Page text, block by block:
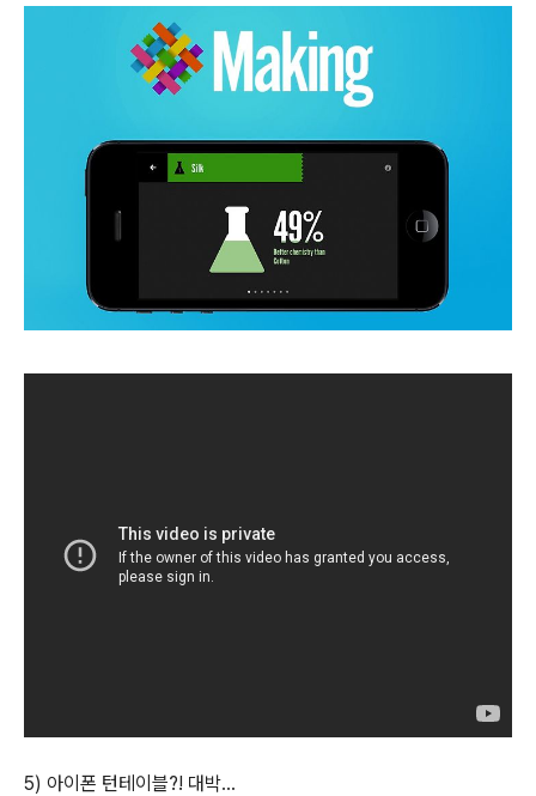
5) 아이폰 턴테이블?! 대박...